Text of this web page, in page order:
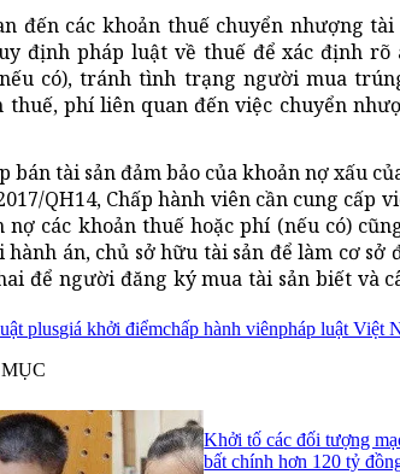
đến các khoản thuế chuyển nhượng
định pháp luật về thuế để xác định
có), tránh tình trạng người mua
thuế, phí liên quan đến việc chuyển
tài sản đảm bảo của khoản nợ xấu
QH14, Chấp hành viên cần cung cấp
nợ các khoản thuế hoặc phí (nếu có)
án, chủ sở hữu tài sản để làm cơ
để người đăng ký mua tài sản biết và
plusgiá khởi điểmchấp hành viênpháp luật Việt
Khởi tố các đối tượng
bất chính hơn 120 tỷ